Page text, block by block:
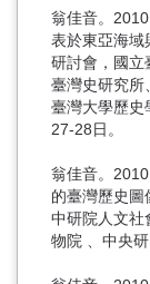
翁佳音。
表於東亞海域
研討會，國立
臺灣史研究所
臺灣大學歷史
27-28日。
翁佳音。
的臺灣歷史圖
中研院人文社
物院 、中央